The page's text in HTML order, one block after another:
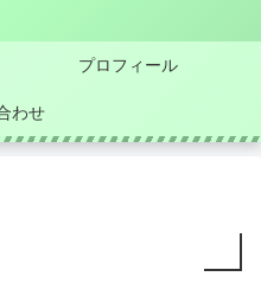
プロフィール
わせ